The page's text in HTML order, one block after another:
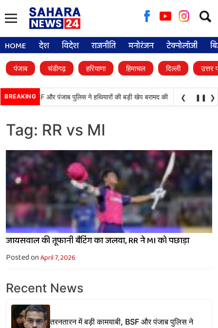
for:
HOME देश विदेश राजनीति मनोरंजन टेक्नोलॉजी
पंजाब चंडीगढ़ हरियाणा हिमाचल दिल्ली उत्तर
BREAKING
कामयाबी, BSF और पंजाब पुलिस ने हथियारों की बड़ी खेप बरामद की अमन अरोड़ा ने
❮ ❚❚ ❯
Tag: RR vs MI
जायसवाल की तूफानी बैटिंग का जलवा, RR ने MI को पछाड़ा
Posted onApril 7, 2026
Recent News
तरनतारन में बड़ी कामयाबी, BSF और पंजाब पुलिस ने